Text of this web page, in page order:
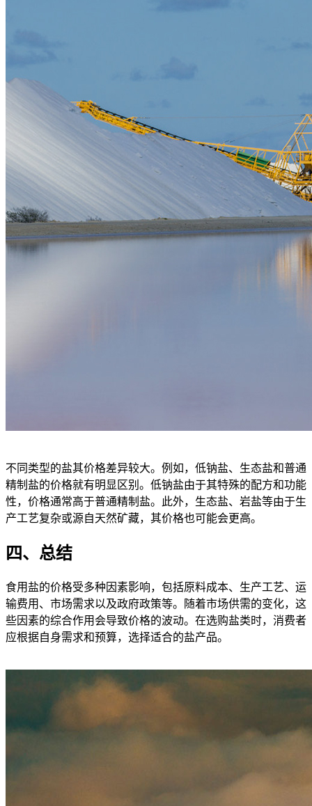
不同类型的盐其价格差异较大。例如，低钠盐、生态盐和普通
精制盐的价格就有明显区别。低钠盐由于其特殊的配方和功能
性，价格通常高于普通精制盐。此外，生态盐、岩盐等由于生
产工艺复杂或源自天然矿藏，其价格也可能会更高。
四、总结
食用盐的价格受多种因素影响，包括原料成本、生产工艺、运
输费用、市场需求以及政府政策等。随着市场供需的变化，这
些因素的综合作用会导致价格的波动。在选购盐类时，消费者
应根据自身需求和预算，选择适合的盐产品。